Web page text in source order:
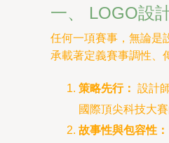
一、 LOGO設
任何一項賽事，無論是
承載著定義賽事調性、
策略先行： 設計
國際頂尖科技大
故事性與包容性：